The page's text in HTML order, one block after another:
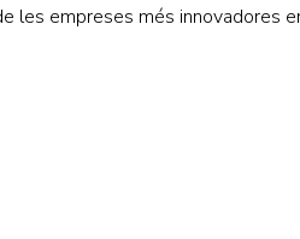
les empreses més innovadores